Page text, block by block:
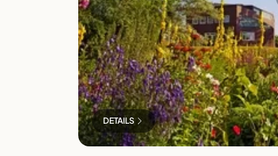
DETAILS